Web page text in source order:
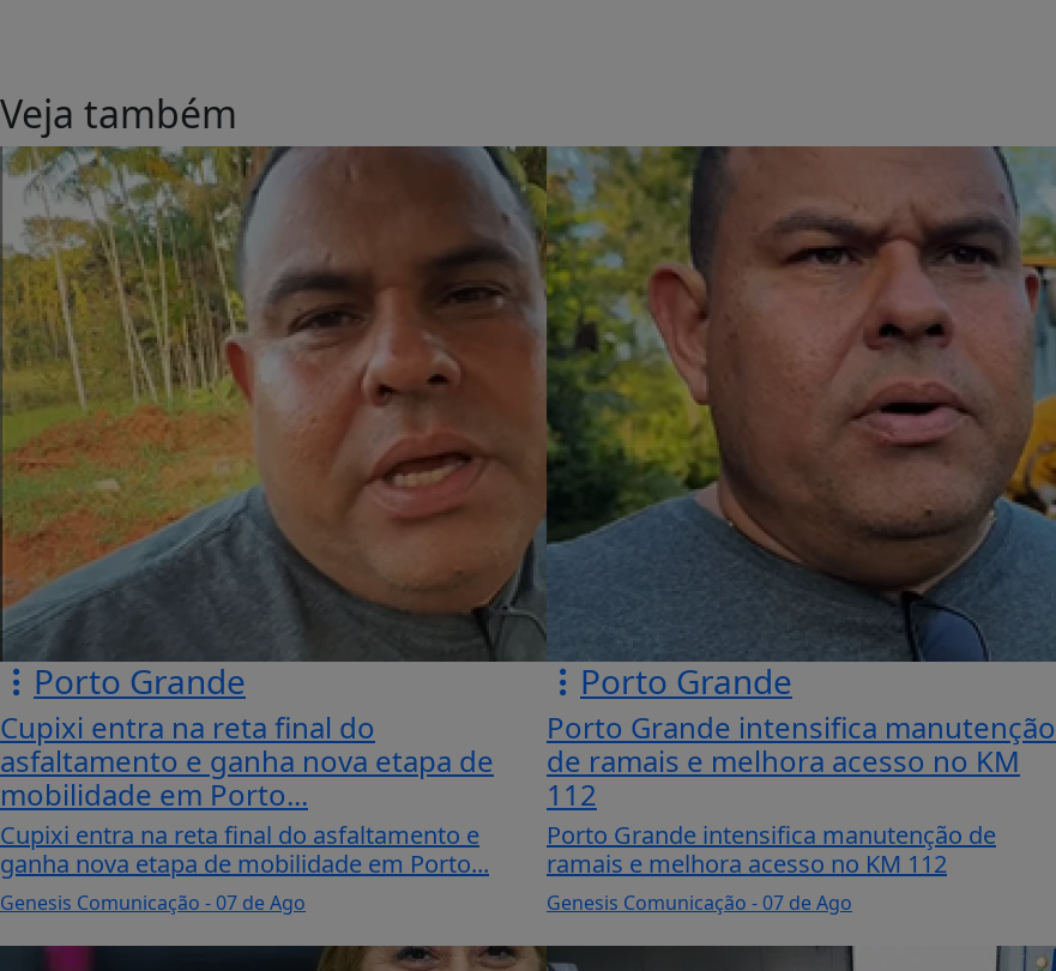
Veja também
Porto Grande
Cupixi entra na reta final do
asfaltamento e ganha nova etapa de
mobilidade em Porto...
Cupixi entra na reta final do asfaltamento e
ganha nova etapa de mobilidade em Porto...
Genesis Comunicação - 07 de Ago
Porto Grande
Porto Grande intensifica manutenção
de ramais e melhora acesso no KM
112
Porto Grande intensifica manutenção de
ramais e melhora acesso no KM 112
Genesis Comunicação - 07 de Ago